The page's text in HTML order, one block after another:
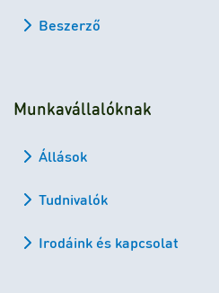
Beszerző
Munkavállalóknak
Állások
Tudnivalók
Irodáink és kapcsolat